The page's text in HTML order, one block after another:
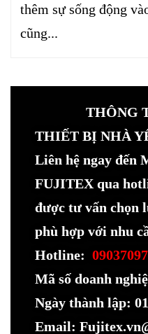
thêm sự sống động
cũng...
THÔNG
THIẾT BỊ NHÀ
Liên hệ ngay đến
FUJITEX qua
được tư vấn chọn
phù hợp với nhu
Hotline:
Mã số doanh
Ngày thành lập:
Email: